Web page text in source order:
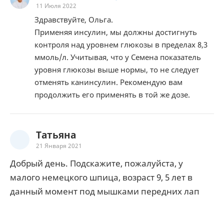
11 Июля 2022
Здравствуйте, Ольга.
Применяя инсулин, мы должны достигнуть
контроля над уровнем глюкозы в пределах 8,3
ммоль/л. Учитывая, что у Семена показатель
уровня глюкозы выше нормы, то не следует
отменять канинсулин. Рекомендую вам
продолжить его применять в той же дозе.
Татьяна
21 Января 2021
Добрый день. Подскажите, пожалуйста, у
малого немецкого шпица, возраст 9, 5 лет в
данный момент под мышками передних лап